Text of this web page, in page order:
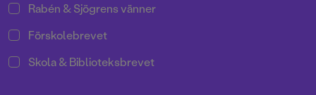
Rabén & Sjögrens vänner
Förskolebrevet
Skola & Biblioteksbrevet